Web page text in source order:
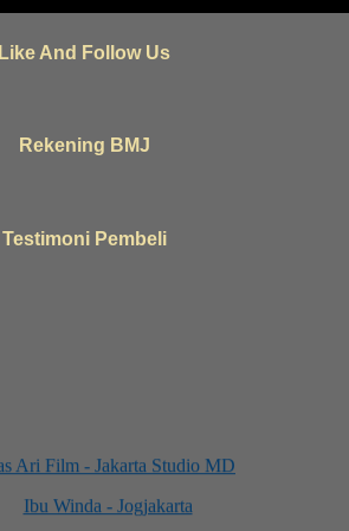
Like And Follow Us
Rekening BMJ
Testimoni Pembeli